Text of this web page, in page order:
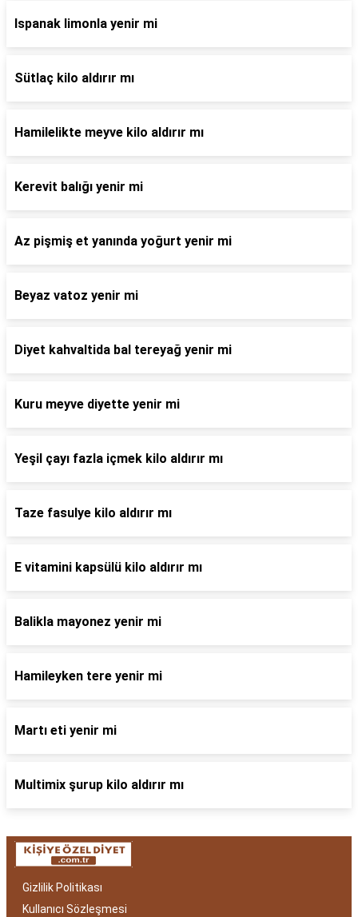
Ispanak limonla yenir mi
Sütlaç kilo aldırır mı
Hamilelikte meyve kilo aldırır mı
Kerevit balığı yenir mi
Az pişmiş et yanında yoğurt yenir mi
Beyaz vatoz yenir mi
Diyet kahvaltida bal tereyağ yenir mi
Kuru meyve diyette yenir mi
Yeşil çayı fazla içmek kilo aldırır mı
Taze fasulye kilo aldırır mı
E vitamini kapsülü kilo aldırır mı
Balikla mayonez yenir mi
Hamileyken tere yenir mi
Martı eti yenir mi
Multimix şurup kilo aldırır mı
Gizlilik Politikası
Kullanıcı Sözleşmesi